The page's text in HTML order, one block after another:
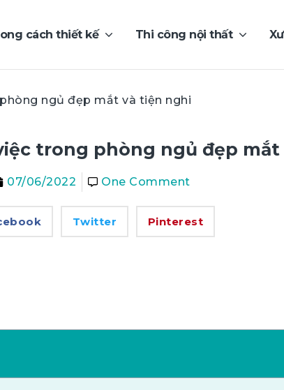
cách thiết kế Thi công nội thất
ngủ đẹp mắt và tiện nghi
trong phòng ngủ đẹp
07/06/2022 One Comment
Twitter Pinterest